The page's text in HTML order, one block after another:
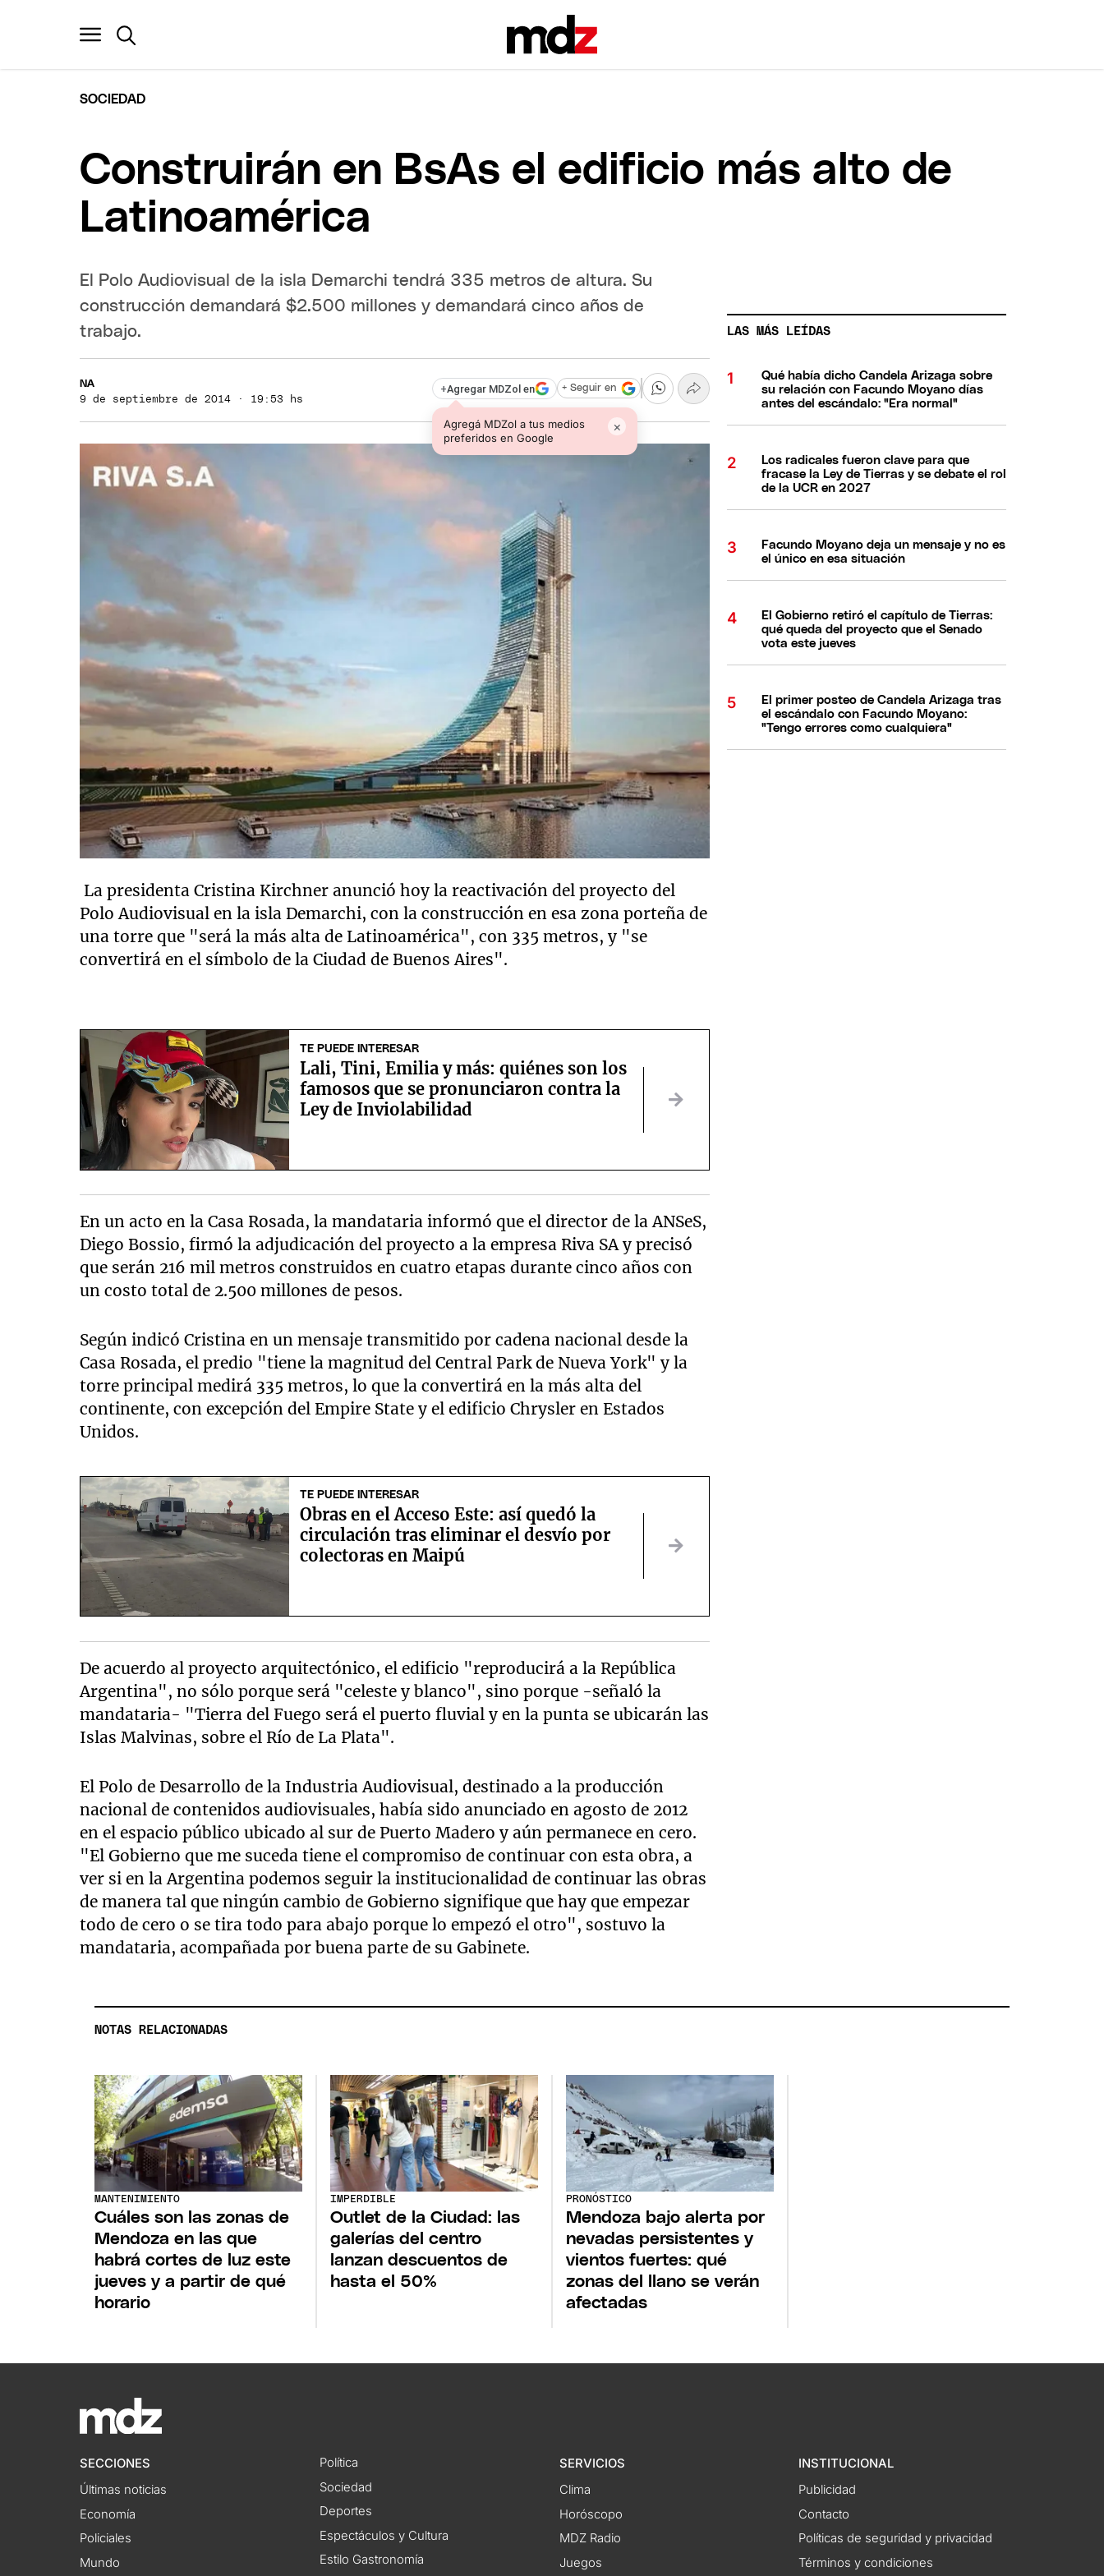
SOCIEDAD
Construirán en BsAs el edificio más alto de
Latinoamérica
El Polo Audiovisual de la isla Demarchi tendrá 335 metros de altura. Su
construcción demandará $2.500 millones y demandará cinco años de
trabajo.
NA
9 de septiembre de 2014 · 19:53 hs
+Agregar MDZol en
Agregá MDZol a tus medios
preferidos en Google
×
+ Seguir en
La presidenta Cristina Kirchner anunció hoy la reactivación del proyecto del
Polo Audiovisual en la isla Demarchi, con la construcción en esa zona porteña de
una torre que "será la más alta de Latinoamérica", con 335 metros, y "se
convertirá en el símbolo de la Ciudad de Buenos Aires".
TE PUEDE INTERESAR
Lali, Tini, Emilia y más: quiénes son los
famosos que se pronunciaron contra la
Ley de Inviolabilidad
En un acto en la Casa Rosada, la mandataria informó que el director de la ANSeS,
Diego Bossio, firmó la adjudicación del proyecto a la empresa Riva SA y precisó
que serán 216 mil metros construidos en cuatro etapas durante cinco años con
un costo total de 2.500 millones de pesos.
Según indicó Cristina en un mensaje transmitido por cadena nacional desde la
Casa Rosada, el predio "tiene la magnitud del Central Park de Nueva York" y la
torre principal medirá 335 metros, lo que la convertirá en la más alta del
continente, con excepción del Empire State y el edificio Chrysler en Estados
Unidos.
TE PUEDE INTERESAR
Obras en el Acceso Este: así quedó la
circulación tras eliminar el desvío por
colectoras en Maipú
De acuerdo al proyecto arquitectónico, el edificio "reproducirá a la República
Argentina", no sólo porque será "celeste y blanco", sino porque -señaló la
mandataria- "Tierra del Fuego será el puerto fluvial y en la punta se ubicarán las
Islas Malvinas, sobre el Río de La Plata".
El Polo de Desarrollo de la Industria Audiovisual, destinado a la producción
nacional de contenidos audiovisuales, había sido anunciado en agosto de 2012
en el espacio público ubicado al sur de Puerto Madero y aún permanece en cero.
"El Gobierno que me suceda tiene el compromiso de continuar con esta obra, a
ver si en la Argentina podemos seguir la institucionalidad de continuar las obras
de manera tal que ningún cambio de Gobierno signifique que hay que empezar
todo de cero o se tira todo para abajo porque lo empezó el otro", sostuvo la
mandataria, acompañada por buena parte de su Gabinete.
LAS MÁS LEÍDAS
Qué había dicho Candela Arizaga sobre
su relación con Facundo Moyano días
antes del escándalo: "Era normal"
Los radicales fueron clave para que
fracase la Ley de Tierras y se debate el rol
de la UCR en 2027
Facundo Moyano deja un mensaje y no es
el único en esa situación
El Gobierno retiró el capítulo de Tierras:
qué queda del proyecto que el Senado
vota este jueves
El primer posteo de Candela Arizaga tras
el escándalo con Facundo Moyano:
"Tengo errores como cualquiera"
NOTAS RELACIONADAS
MANTENIMIENTO
Cuáles son las zonas de
Mendoza en las que
habrá cortes de luz este
jueves y a partir de qué
horario
IMPERDIBLE
Outlet de la Ciudad: las
galerías del centro
lanzan descuentos de
hasta el 50%
PRONÓSTICO
Mendoza bajo alerta por
nevadas persistentes y
vientos fuertes: qué
zonas del llano se verán
afectadas
SECCIONES
Últimas noticias
Economía
Policiales
Mundo
Política
Sociedad
Deportes
Espectáculos y Cultura
Estilo Gastronomía
SERVICIOS
Clima
Horóscopo
MDZ Radio
Juegos
INSTITUCIONAL
Publicidad
Contacto
Políticas de seguridad y privacidad
Términos y condiciones